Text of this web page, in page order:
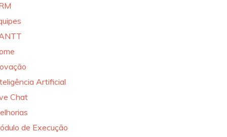
Artificial
Chat
de Execução